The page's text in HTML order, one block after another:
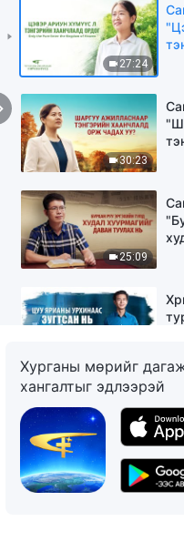
27:24
30:23
25:09
30:47
Хурганы мөрийг
хангалтыг эдлээрэй